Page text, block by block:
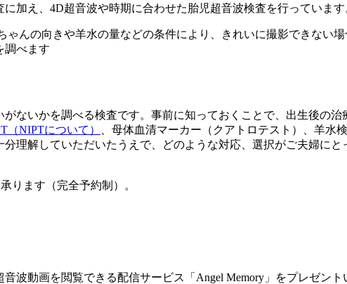
加え、4D超音波や時期に合わせた胎児超音波検査を行っています
んの向きや羊水の量などの条件により、きれいに撮影できない場
調べます
ないかを調べる検査です。事前に知っておくことで、出生後の治
（NIPTについて）
、母体血清マーカー（クアトロテスト）、羊水
理解していただいたうえで、どのような対応、選択がご夫婦に
ります（完全予約制）。
動画を閲覧できる配信サービス「Angel Memory」をプレゼント